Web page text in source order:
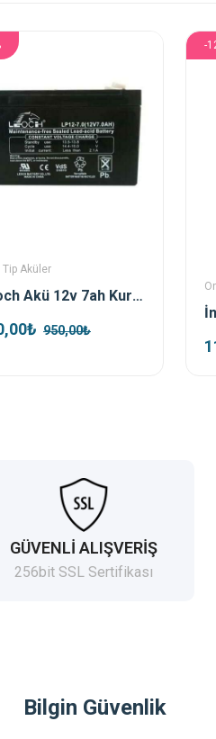
Tip Aküler
Leoch Akü 12v 7ah Kuru Bakımsız Akü
950,00₺
-
GÜVENLİ ALIŞVERİŞ
256bit SSL Sertifikası
Bilgin Güvenlik